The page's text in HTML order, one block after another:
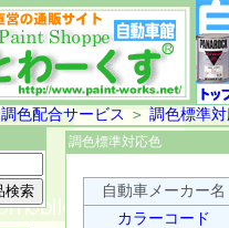
調色配合サービス ＞ 調色標準
調色標準対応色
自動車メーカー名
カラーコード